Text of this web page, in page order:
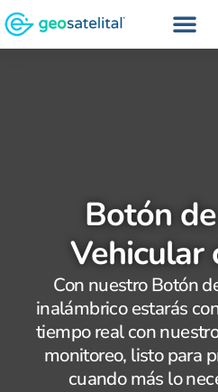
Botón
Vehicular
Con nuestro Botón
inalámbrico estarás
tiempo real con
monitoreo, listo para
cuando más lo